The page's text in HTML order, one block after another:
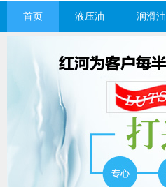
首页 液压油 润滑油